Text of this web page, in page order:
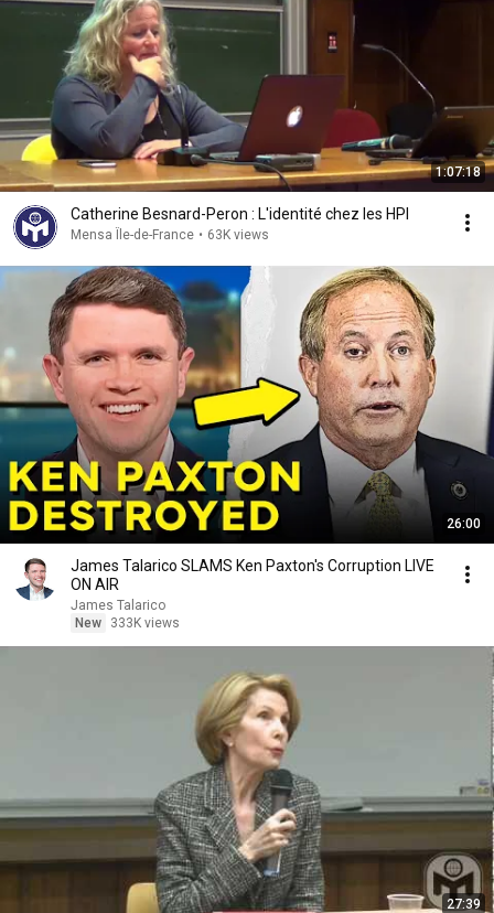
1:07:18
Catherine Besnard-Peron : L'identité chez les HPI
Mensa Île-de-France • 63K views
26:00
James Talarico SLAMS Ken Paxton's Corruption LIVE
ON AIR
James Talarico
New
333K views
27:39